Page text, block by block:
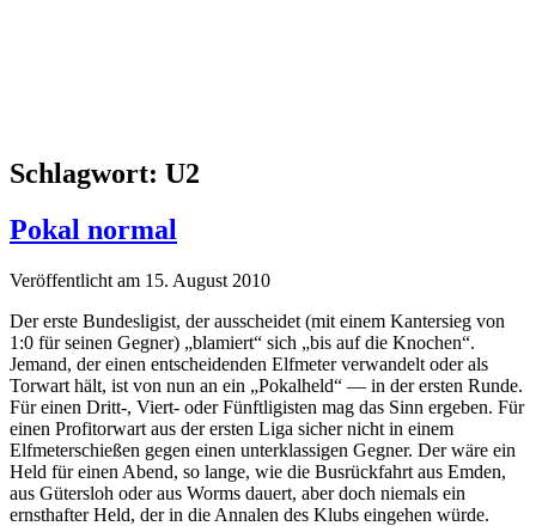
Schlagwort: U2
Pokal normal
Veröffentlicht am 15. August 2010
Der erste Bundesligist, der ausscheidet (mit einem Kantersieg von
1:0 für seinen Gegner) „blamiert“ sich „bis auf die Knochen“.
Jemand, der einen entscheidenden Elfmeter verwandelt oder als
Torwart hält, ist von nun an ein „Pokalheld“ — in der ersten Runde.
Für einen Dritt-, Viert- oder Fünftligisten mag das Sinn ergeben. Für
einen Profitorwart aus der ersten Liga sicher nicht in einem
Elfmeterschießen gegen einen unterklassigen Gegner. Der wäre ein
Held für einen Abend, so lange, wie die Busrückfahrt aus Emden,
aus Gütersloh oder aus Worms dauert, aber doch niemals ein
ernsthafter Held, der in die Annalen des Klubs eingehen würde.